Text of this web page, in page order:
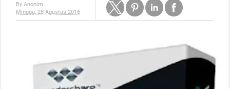
By Anonim
Minggu, 28 Agustus 2016